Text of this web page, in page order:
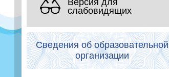
слабовидящих
Сведения об образовательной
организации